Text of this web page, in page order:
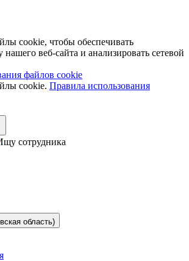
cookie, чтобы обеспечивать
веб-сайта и анализировать сетевой
файлов cookie
cookie. Правила использования
сотрудника
область)